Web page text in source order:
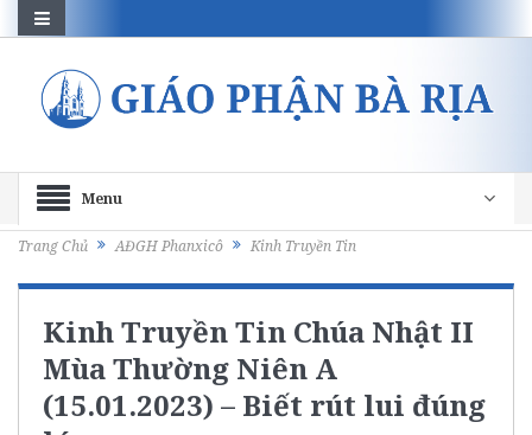
Menu
Trang Chủ AĐGH Phanxicô Kinh Truyền Tin
Kinh Truyền Tin Chúa Nhật II
Mùa Thường Niên A
(15.01.2023) – Biết rút lui đúng